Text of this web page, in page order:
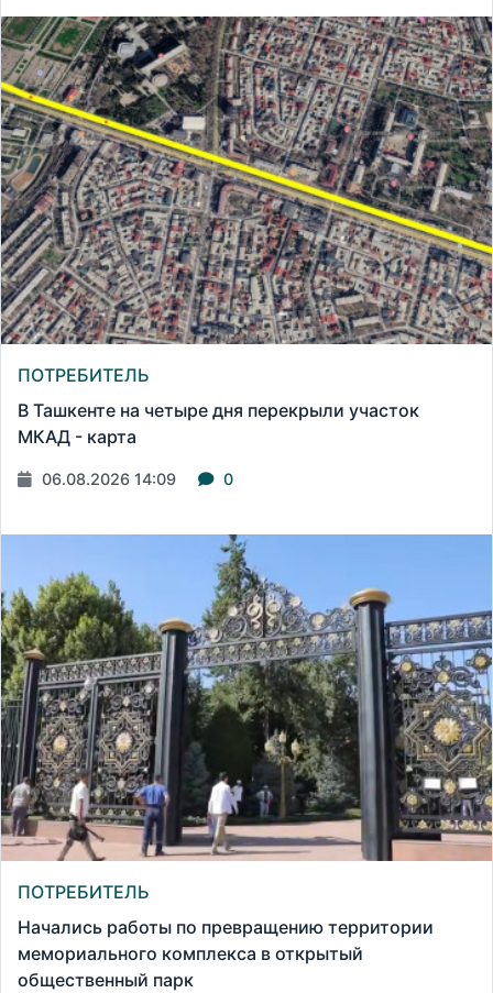
ПОТРЕБИТЕЛЬ
В Ташкенте на четыре дня перекрыли участок
МКАД - карта
06.08.2026 14:09 0
ПОТРЕБИТЕЛЬ
Начались работы по превращению территории
мемориального комплекса в открытый
общественный парк